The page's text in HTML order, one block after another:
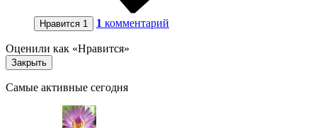
Нравится 1 1 комментарий
Оценили как «Нравится»
Закрыть
Самые активные сегодня